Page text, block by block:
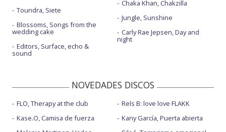
Toundra, Siete
Blossoms, Songs from the
wedding cake
Editors, Surface, echo &
sound
Chaka Khan, Chakzilla
Jungle, Sunshine
Carly Rae Jepsen, Day and
night
NOVEDADES DISCOS
FLO, Therapy at the club
Kase.O, Camisa de fuerza
Rels B: love love FLAKK
Kany García, Puerta abierta